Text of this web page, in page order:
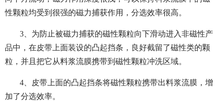
性颗粒均受到很强的磁力捕获作用，分选效率很高。
3、为防止被磁力捕获的磁性颗粒向下滑动进入非磁性产
品中，在皮带上面装设的凸起挡条，良好截留了磁性类的颗
粒，并且把它从料浆流膜携带到磁性颗粒冲洗区域。
4、皮带上面的凸起挡条将磁性颗粒携带出料浆流膜，增
加了分选效率。